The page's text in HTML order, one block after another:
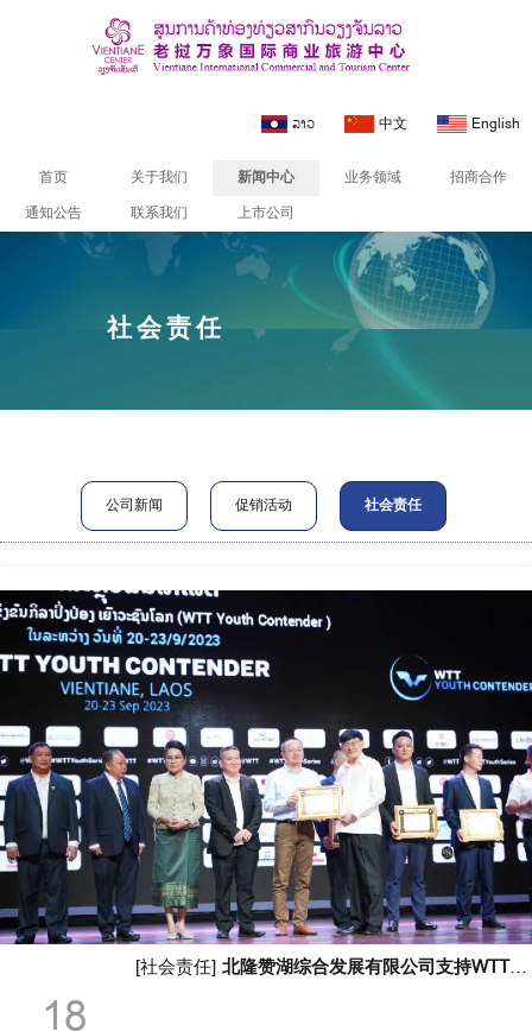
ລາວ 中文 English
首页 关于我们 新闻中心 业务领域
招商合作
通知公告
联系我们 上市公司
社会责任
公司新闻 促销活动 社会责任
18
[社会责任] 北隆赞湖综合发展有限公司支持WTT世界青少年乒乓球挑战赛和老挝乒乓球事业发展，获老挝总理嘉奖